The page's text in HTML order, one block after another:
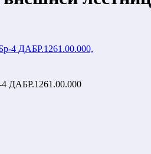
4 ДАБР.1261.00.000